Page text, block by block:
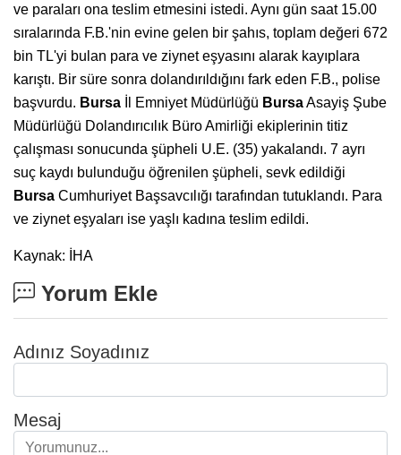
ve paraları ona teslim etmesini istedi. Aynı gün saat 15.00
sıralarında F.B.'nin evine gelen bir şahıs, toplam değeri 672
bin TL'yi bulan para ve ziynet eşyasını alarak kayıplara
karıştı. Bir süre sonra dolandırıldığını fark eden F.B., polise
başvurdu. Bursa İl Emniyet Müdürlüğü BursaAsayiş Şube
Müdürlüğü Dolandırıcılık Büro Amirliği ekiplerinin titiz
çalışması sonucunda şüpheli U.E. (35) yakalandı. 7 ayrı
suç kaydı bulunduğu öğrenilen şüpheli, sevk edildiği
Bursa Cumhuriyet Başsavcılığı tarafından tutuklandı. Para
ve ziynet eşyaları ise yaşlı kadına teslim edildi.
Kaynak: İHA
Yorum Ekle
Adınız Soyadınız
Mesaj